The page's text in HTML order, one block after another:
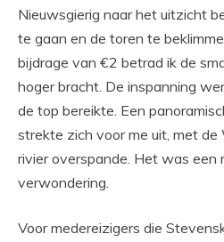
Nieuwsgierig naar het uitzicht
te gaan en de toren te
bijdrage van €2 betrad ik de
hoger bracht. De inspanning
de top bereikte. Een
strekte zich voor me uit, met de
rivier overspande. Het was een
verwondering.
Voor medereizigers die